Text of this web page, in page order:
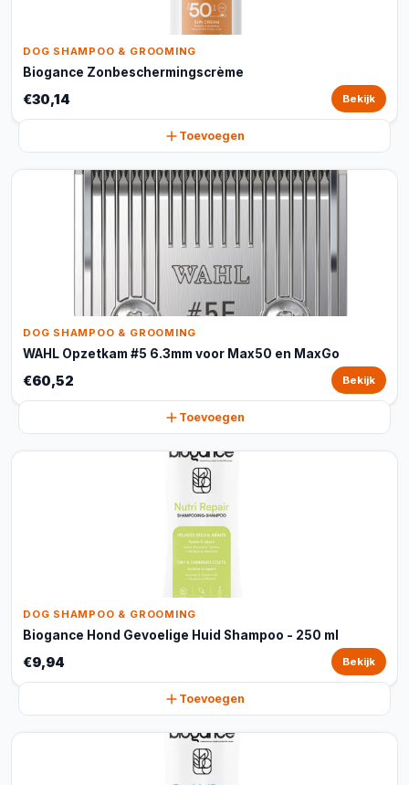
DOG SHAMPOO & GROOMING
Biogance Zonbeschermingscrème
€30,14 Bekijk
Toevoegen
DOG SHAMPOO & GROOMING
WAHL Opzetkam #5 6.3mm voor Max50 en MaxGo
€60,52 Bekijk
Toevoegen
DOG SHAMPOO & GROOMING
Biogance Hond Gevoelige Huid Shampoo - 250 ml
€9,94 Bekijk
Toevoegen